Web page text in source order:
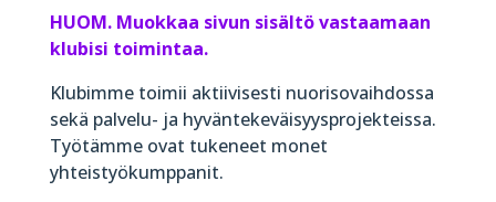
HUOM. Muokkaa sivun sisältö vastaamaan
klubisi toimintaa.
Klubimme toimii aktiivisesti nuorisovaihdossa
sekä palvelu- ja hyväntekeväisyysprojekteissa.
Työtämme ovat tukeneet monet
yhteistyökumppanit.